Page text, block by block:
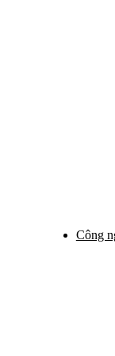
Công